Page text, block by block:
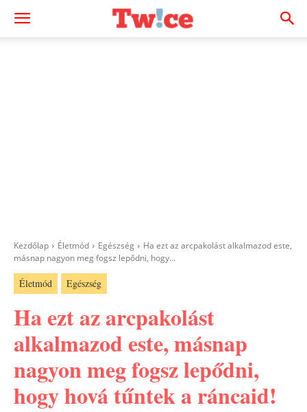
Kezdőlap Életmód Egészség
Ha ezt az arcpakolást alkalmazod este,
másnap nagyon meg fogsz lepődni, hogy...
Életmód Egészség
Ha ezt az arcpakolást
alkalmazod este, másnap
nagyon meg fogsz lepődni,
hogy hová tűntek a ráncaid!